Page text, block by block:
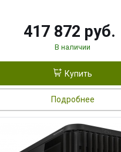
417 872 руб.
В наличии
Купить
Подробнее